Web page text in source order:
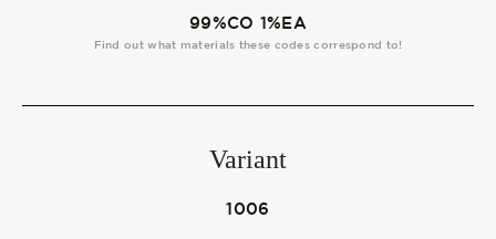
99%CO 1%EA
Find out what materials these codes correspond to!
Variant
1006